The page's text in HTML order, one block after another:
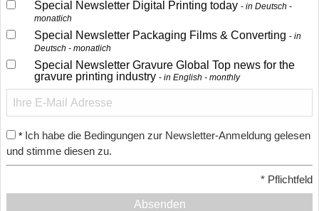
Special Newsletter Digital Printing today
in Deutsch -
monatlich
Special Newsletter Packaging Films & Converting
in
Deutsch - monatlich
Special Newsletter Gravure Global Top news for the
gravure printing industry
in English - monthly
* Ich habe die Bedingungen zur Newsletter-Anmeldung gelesen
und stimme diesen zu.
* Pflichtfeld
Absenden